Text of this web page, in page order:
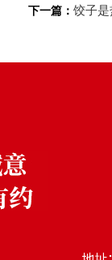
下一篇： 饺子